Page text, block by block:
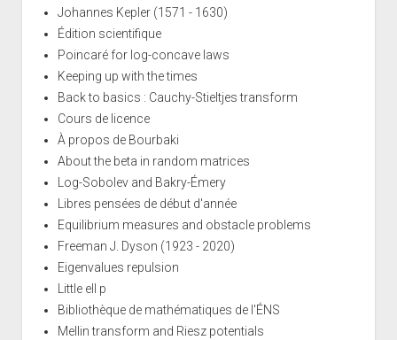
Johannes Kepler (1571 - 1630)
Édition scientifique
Poincaré for log-concave laws
Keeping up with the times
Back to basics : Cauchy-Stieltjes transform
Cours de licence
À propos de Bourbaki
About the beta in random matrices
Log-Sobolev and Bakry-Émery
Libres pensées de début d'année
Equilibrium measures and obstacle problems
Freeman J. Dyson (1923 - 2020)
Eigenvalues repulsion
Little ell p
Bibliothèque de mathématiques de l'ÉNS
Mellin transform and Riesz potentials